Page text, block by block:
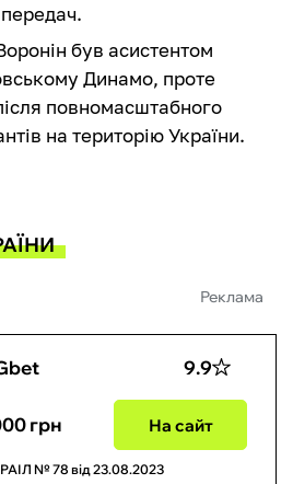
був асистентом
Динамо, проте
повномасштабного
на територію України.
Реклама
9.9
грн На сайт
№ 78 від 23.08.2023